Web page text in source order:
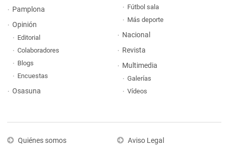
Pamplona
Opinión
Editorial
Colaboradores
Blogs
Encuestas
Osasuna
Fútbol sala
Más deporte
Nacional
Revista
Multimedia
Galerías
Vídeos
Quiénes somos Aviso Legal